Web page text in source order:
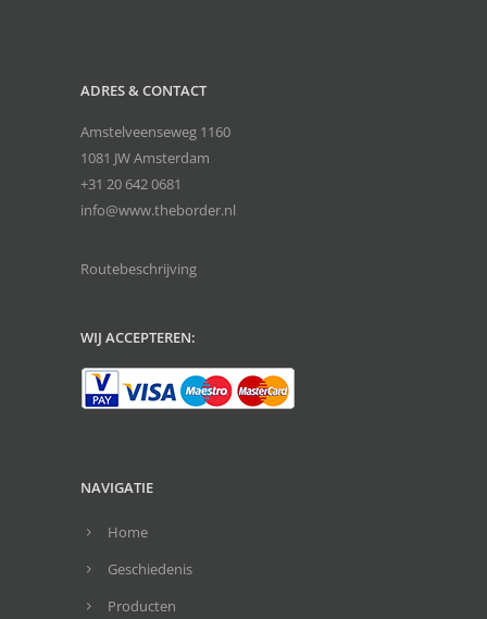
ADRES & CONTACT
Amstelveenseweg 1160
1081 JW Amsterdam
+31 20 642 0681
info@www.theborder.nl
Routebeschrijving
WIJ ACCEPTEREN:
NAVIGATIE
Home
Geschiedenis
Producten